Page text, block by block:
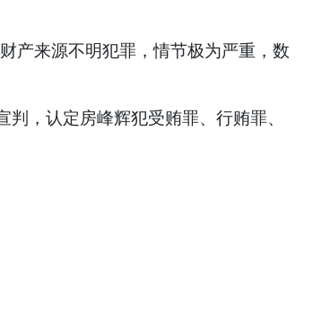
来源不明犯罪，情节极为严重，数
，认定房峰辉犯受贿罪、行贿罪、